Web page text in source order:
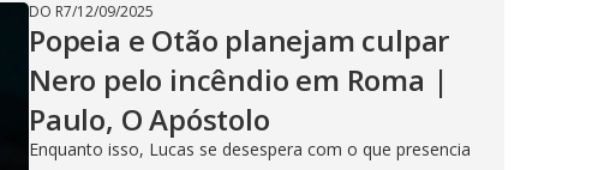
DO R7/12/09/2025
Popeia e Otão planejam culpar
Nero pelo incêndio em Roma |
Paulo, O Apóstolo
Enquanto isso, Lucas se desespera com o que presencia